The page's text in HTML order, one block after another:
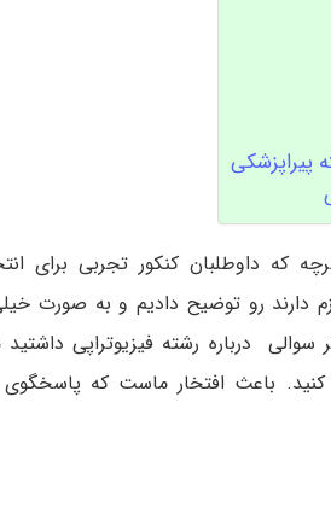
پیراپزشکی
صفحه از سایت مشاوران 100 هرچه که داوطلبان کنکور تجربی
دارند رو توضیح دادیم و به صورت
درباره رشته فیزیوتراپی داشتید
باعث افتخار ماست که پاسخگوی